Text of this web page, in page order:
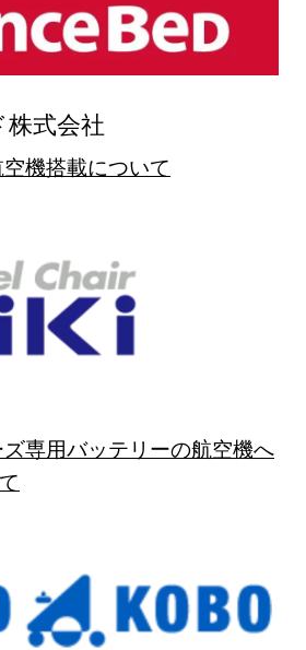
式会社
機搭載について
ズ専用バッテリーの航空機へ